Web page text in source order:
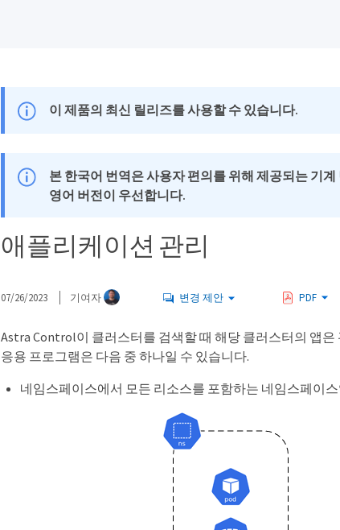
이 제품의 최신 릴리즈를 사용할 수 있습니다.
본 한국어 번역은 사용자 편의를 위해 제공되는 기
영어 버전이 우선합니다.
애플리케이션 관리
07/26/2023 기여자 변경 제안 PDF
Astra Control이 클러스터를 검색할 때 해당 클러스터의 앱
응용 프로그램은 다음 중 하나일 수 있습니다.
네임스페이스에서 모든 리소스를 포함하는 네임스페이